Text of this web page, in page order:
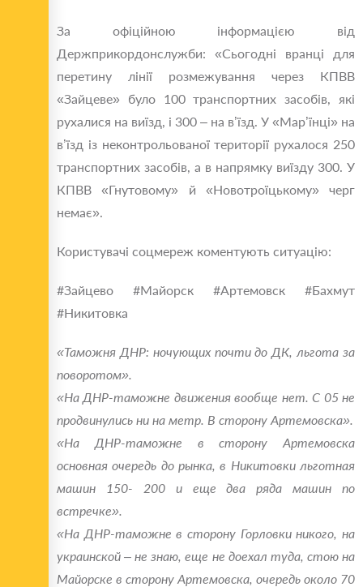
За офіційною інформацією від
Держприкордонслужби: «Сьогодні вранці для
перетину лінії розмежування через КПВВ
«Зайцеве» було 100 транспортних засобів, які
рухалися на виїзд, і 300 – на в’їзд. У «Мар’їнці» на
в’їзд із неконтрольованої території рухалося 250
транспортних засобів, а в напрямку виїзду 300. У
КПВВ «Гнутовому» й «Новотроїцькому» черг
немає».
Користувачі соцмереж коментують ситуацію:
#‎Зайцево #‎Майорск #‎Артемовск #‎Бахмут
#‎Никитовка
«Таможня ДНР: ночующих почти до ДК, льгота за
поворотом».
«На ДНР-таможне движения вообще нет. С 05 не
продвинулись ни на метр. В сторону Артемовска».
«На ДНР-таможне в сторону Артемовска
основная очередь до рынка, в Никитовки льготная
машин 150- 200 и еще два ряда машин по
встречке».
«На ДНР-таможне в сторону Горловки никого, на
украинской – не знаю, еще не доехал туда, стою на
Майорске в сторону Артемовска, очередь около 70